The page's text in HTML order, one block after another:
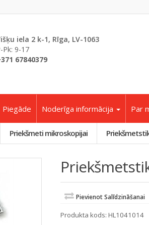
iela 2 k-1, Rīga, LV-1063
Pk: 9-17
67840379
Piegāde Noderīga informācija Par
Priekšmeti mikroskopijai
Pievienot Salīdzināšanai
Produkta kods: HL1041014